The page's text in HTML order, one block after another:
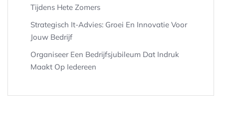
Tijdens Hete Zomers
Strategisch It-Advies: Groei En Innovatie Voor
Jouw Bedrijf
Organiseer Een Bedrijfsjubileum Dat Indruk
Maakt Op Iedereen